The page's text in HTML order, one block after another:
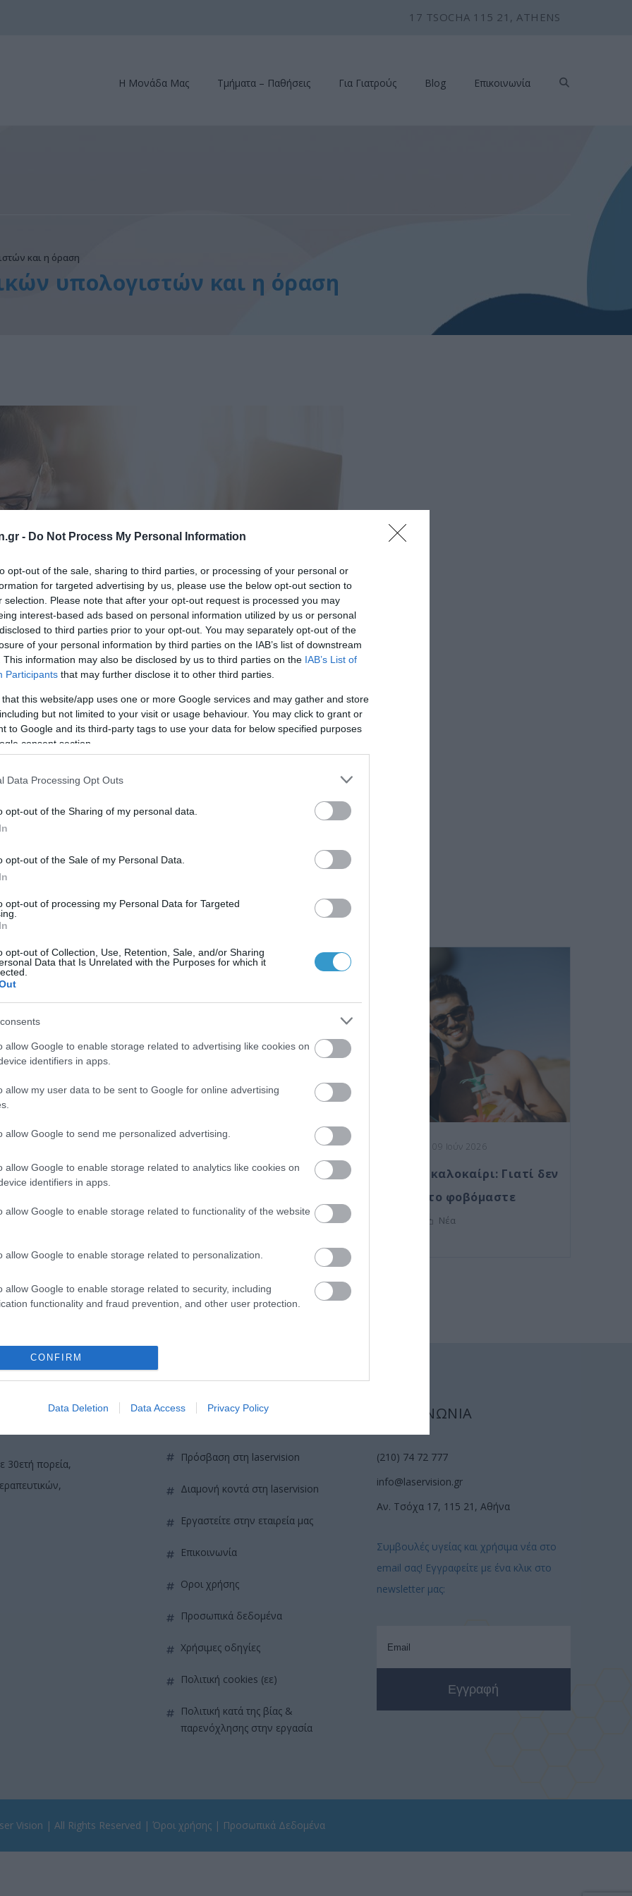
- Do Not Process My Personal Information
opt-out of the sale, sharing to third parties, or processing of your personal or
for targeted advertising by us, please use the below opt-out section to
selection. Please note that after your opt-out request is processed you may
interest-based ads based on personal information utilized by us or personal
to third parties prior to your opt-out. You may separately opt-out of the
of your personal information by third parties on the IAB’s list of downstream
This information may also be disclosed by us to third parties on the IAB’s List of
Participants that may further disclose it to other third parties.
that this website/app uses one or more Google services and may gather and store
but not limited to your visit or usage behaviour. You may click to grant or
to Google and its third-party tags to use your data for below specified purposes
consent section.
Data Processing Opt Outs
opt-out of the Sharing of my personal data.
opt-out of the Sale of my Personal Data.
opt-out of processing my Personal Data for Targeted
opt-out of Collection, Use, Retention, Sale, and/or Sharing
Data that Is Unrelated with the Purposes for which it
allow Google to enable storage related to advertising like cookies on
identifiers in apps.
allow my user data to be sent to Google for online advertising
allow Google to send me personalized advertising.
allow Google to enable storage related to analytics like cookies on
identifiers in apps.
allow Google to enable storage related to functionality of the website
allow Google to enable storage related to personalization.
allow Google to enable storage related to security, including
functionality and fraud prevention, and other user protection.
CONFIRM
Data Deletion Data Access Privacy Policy
17 TSOCHA 115 21, ATHENS
Η Μονάδα Μας Τμήματα – Παθήσεις Για Γιατρούς Blog Επικοινωνία
και η όραση
υπολογιστών και η όραση
και η όραση
ΚΑΙ Η ΌΡΑΣΗ
η πιο επικίνδυνη εποχή για τα μάτια;
Posted on 09 Ιούν 2026
Laser μυωπίας το καλοκαίρι: Γιατί δεν
πρέπει να το φοβόμαστε
Νέα
πορεία,
QUICK LINKS
πρόσβαση στη laservision
διαμονή κοντά στη laservision
εργαστείτε στην εταιρεία μας
επικοινωνία
όροι χρήσης
προσωπικά δεδομένα
χρήσιμες οδηγίες
πολιτική cookies (εε)
πολιτική κατά της βίας &
παρενόχλησης στην εργασία
ΕΠΙΚΟΙΝΩΝΙΑ
(210) 74 72 777
info@laservision.gr
Αν. Τσόχα 17, 115 21, Αθήνα
Συμβουλές υγείας και χρήσιμα νέα στο
email σας! Εγγραφείτε με ένα κλικ στο
newsletter μας:
Vision | All Rights Reserved | Όροι χρήσης | Προσωπικά Δεδομένα